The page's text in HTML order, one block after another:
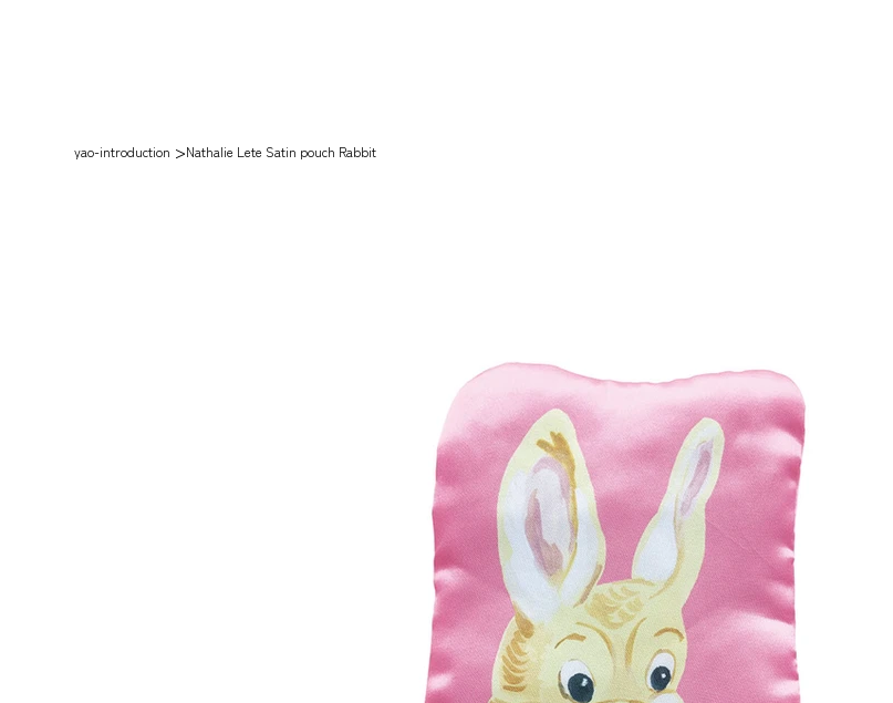
yao-introduction >Nathalie Lete Satin pouch Rabbit